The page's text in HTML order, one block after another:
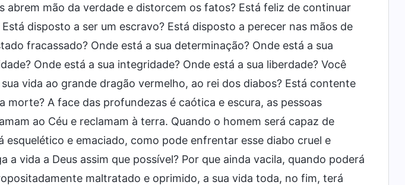
abrem mão da verdade e distorcem os fatos? Está feliz de continuar
disposto a ser um escravo? Está disposto a perecer nas mãos de
fracassado? Onde está a sua determinação? Onde está a sua
Onde está a sua integridade? Onde está a sua liberdade? Você
vida ao grande dragão vermelho, ao rei dos diabos? Está contente
morte? A face das profundezas é caótica e escura, as pessoas
ao Céu e reclamam à terra. Quando o homem será capaz de
esquelético e emaciado, como pode enfrentar esse diabo cruel e
a vida a Deus assim que possível? Por que ainda vacila, quando poderá
maltratado e oprimido, a sua vida toda, no fim, terá